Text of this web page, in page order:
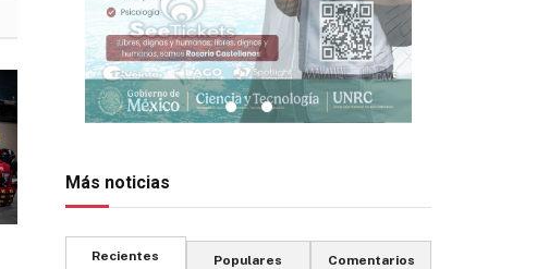
Más noticias
Recientes Populares Comentarios